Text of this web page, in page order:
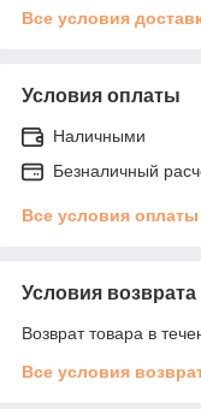
Все условия
Условия оплаты
Наличными
Безналичный
Все условия оплаты
Условия возврата
Возврат товара в
Все условия